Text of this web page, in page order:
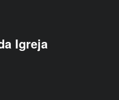
Igreja